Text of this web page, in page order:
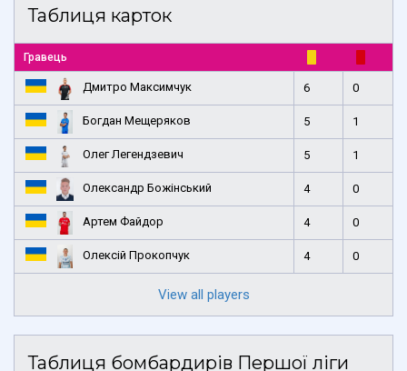
Таблиця карток
Гравець
Дмитро Максимчук 6 0
Богдан Мещеряков 5 1
Олег Легендзевич 5 1
Олександр Божінський 4 0
Артем Файдор 4 0
Олексій Прокопчук 4 0
View all players
Таблиця бомбардирів Першої ліги